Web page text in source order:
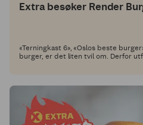
Extra besøker Render
«Terningkast 6», «Oslos beste
burger, er det liten tvil om. Derfor